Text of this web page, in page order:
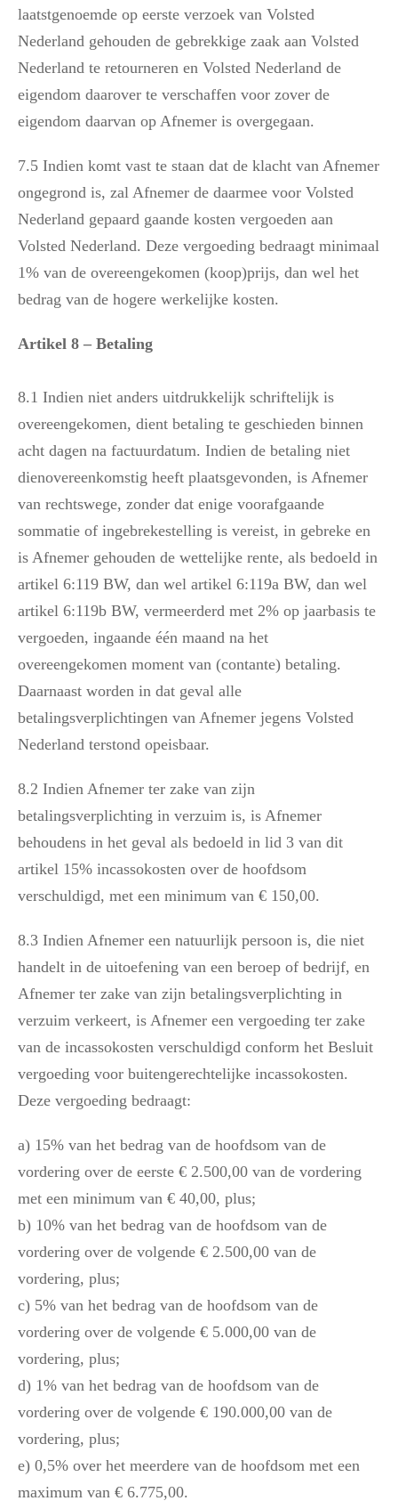
laatstgenoemde op eerste verzoek van Volsted
Nederland gehouden de gebrekkige zaak aan Volsted
Nederland te retourneren en Volsted Nederland de
eigendom daarover te verschaffen voor zover de
eigendom daarvan op Afnemer is overgegaan.
7.5 Indien komt vast te staan dat de klacht van Afnemer
ongegrond is, zal Afnemer de daarmee voor Volsted
Nederland gepaard gaande kosten vergoeden aan
Volsted Nederland. Deze vergoeding bedraagt minimaal
1% van de overeengekomen (koop)prijs, dan wel het
bedrag van de hogere werkelijke kosten.
Artikel 8 – Betaling
8.1 Indien niet anders uitdrukkelijk schriftelijk is
overeengekomen, dient betaling te geschieden binnen
acht dagen na factuurdatum. Indien de betaling niet
dienovereenkomstig heeft plaatsgevonden, is Afnemer
van rechtswege, zonder dat enige voorafgaande
sommatie of ingebrekestelling is vereist, in gebreke en
is Afnemer gehouden de wettelijke rente, als bedoeld in
artikel 6:119 BW, dan wel artikel 6:119a BW, dan wel
artikel 6:119b BW, vermeerderd met 2% op jaarbasis te
vergoeden, ingaande één maand na het
overeengekomen moment van (contante) betaling.
Daarnaast worden in dat geval alle
betalingsverplichtingen van Afnemer jegens Volsted
Nederland terstond opeisbaar.
8.2 Indien Afnemer ter zake van zijn
betalingsverplichting in verzuim is, is Afnemer
behoudens in het geval als bedoeld in lid 3 van dit
artikel 15% incassokosten over de hoofdsom
verschuldigd, met een minimum van € 150,00.
8.3 Indien Afnemer een natuurlijk persoon is, die niet
handelt in de uitoefening van een beroep of bedrijf, en
Afnemer ter zake van zijn betalingsverplichting in
verzuim verkeert, is Afnemer een vergoeding ter zake
van de incassokosten verschuldigd conform het Besluit
vergoeding voor buitengerechtelijke incassokosten.
Deze vergoeding bedraagt:
a) 15% van het bedrag van de hoofdsom van de
vordering over de eerste € 2.500,00 van de vordering
met een minimum van € 40,00, plus;
b) 10% van het bedrag van de hoofdsom van de
vordering over de volgende € 2.500,00 van de
vordering, plus;
c) 5% van het bedrag van de hoofdsom van de
vordering over de volgende € 5.000,00 van de
vordering, plus;
d) 1% van het bedrag van de hoofdsom van de
vordering over de volgende € 190.000,00 van de
vordering, plus;
e) 0,5% over het meerdere van de hoofdsom met een
maximum van € 6.775,00.